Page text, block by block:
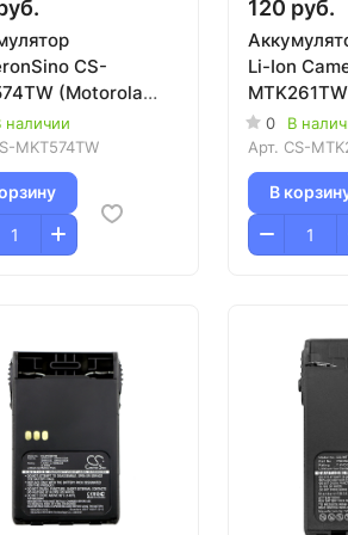
CS-
(Motorola
CEP400/MTP850)
наличии
MKT574TW
120 руб.
Li-Ion
7.4V
(DP2400/
P6600/XIR
0
В
Арт. CS-
В